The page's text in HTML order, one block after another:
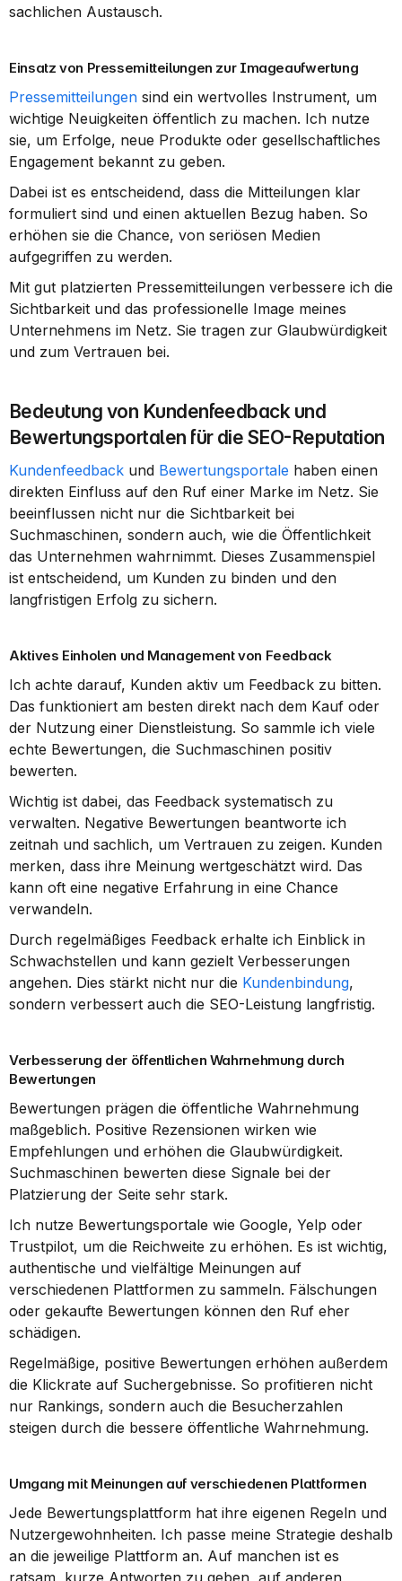
sachlichen Austausch.
Einsatz von Pressemitteilungen zur Imageaufwertung
Pressemitteilungen sind ein wertvolles Instrument, um
wichtige Neuigkeiten öffentlich zu machen. Ich nutze
sie, um Erfolge, neue Produkte oder gesellschaftliches
Engagement bekannt zu geben.
Dabei ist es entscheidend, dass die Mitteilungen klar
formuliert sind und einen aktuellen Bezug haben. So
erhöhen sie die Chance, von seriösen Medien
aufgegriffen zu werden.
Mit gut platzierten Pressemitteilungen verbessere ich die
Sichtbarkeit und das professionelle Image meines
Unternehmens im Netz. Sie tragen zur Glaubwürdigkeit
und zum Vertrauen bei.
Bedeutung von Kundenfeedback und
Bewertungsportalen für die SEO-Reputation
Kundenfeedback und Bewertungsportale haben einen
direkten Einfluss auf den Ruf einer Marke im Netz. Sie
beeinflussen nicht nur die Sichtbarkeit bei
Suchmaschinen, sondern auch, wie die Öffentlichkeit
das Unternehmen wahrnimmt. Dieses Zusammenspiel
ist entscheidend, um Kunden zu binden und den
langfristigen Erfolg zu sichern.
Aktives Einholen und Management von Feedback
Ich achte darauf, Kunden aktiv um Feedback zu bitten.
Das funktioniert am besten direkt nach dem Kauf oder
der Nutzung einer Dienstleistung. So sammle ich viele
echte Bewertungen, die Suchmaschinen positiv
bewerten.
Wichtig ist dabei, das Feedback systematisch zu
verwalten. Negative Bewertungen beantworte ich
zeitnah und sachlich, um Vertrauen zu zeigen. Kunden
merken, dass ihre Meinung wertgeschätzt wird. Das
kann oft eine negative Erfahrung in eine Chance
verwandeln.
Durch regelmäßiges Feedback erhalte ich Einblick in
Schwachstellen und kann gezielt Verbesserungen
angehen. Dies stärkt nicht nur die Kundenbindung,
sondern verbessert auch die SEO-Leistung langfristig.
Verbesserung der öffentlichen Wahrnehmung durch
Bewertungen
Bewertungen prägen die öffentliche Wahrnehmung
maßgeblich. Positive Rezensionen wirken wie
Empfehlungen und erhöhen die Glaubwürdigkeit.
Suchmaschinen bewerten diese Signale bei der
Platzierung der Seite sehr stark.
Ich nutze Bewertungsportale wie Google, Yelp oder
Trustpilot, um die Reichweite zu erhöhen. Es ist wichtig,
authentische und vielfältige Meinungen auf
verschiedenen Plattformen zu sammeln. Fälschungen
oder gekaufte Bewertungen können den Ruf eher
schädigen.
Regelmäßige, positive Bewertungen erhöhen außerdem
die Klickrate auf Suchergebnisse. So profitieren nicht
nur Rankings, sondern auch die Besucherzahlen
steigen durch die bessere öffentliche Wahrnehmung.
Umgang mit Meinungen auf verschiedenen Plattformen
Jede Bewertungsplattform hat ihre eigenen Regeln und
Nutzergewohnheiten. Ich passe meine Strategie deshalb
an die jeweilige Plattform an. Auf manchen ist es
ratsam, kurze Antworten zu geben, auf anderen